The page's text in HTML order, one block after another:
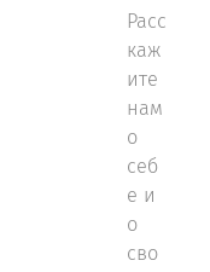
Расс
каж
ите
нам
о
себ
е и
о
сво